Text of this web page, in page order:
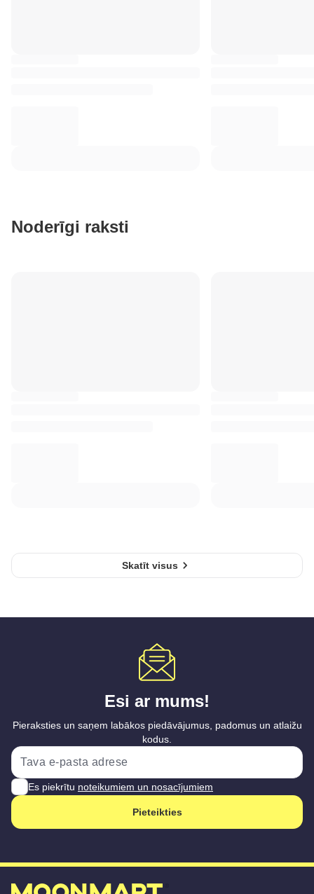
Noderīgi raksti
Skatīt visus
Esi ar mums!
Pieraksties un saņem labākos piedāvājumus, padomus un atlaižu
kodus.
Es piekrītu noteikumiem un nosacījumiem
Pieteikties